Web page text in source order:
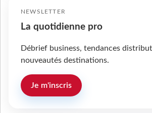
NEWSLETTER
La quotidienne pro
Débrief business, tendances
nouveautés destinations.
Je m'inscris